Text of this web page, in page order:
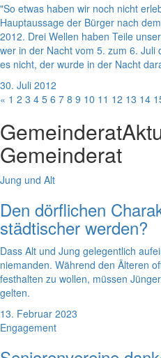
"So etwas haben wir noch nicht
Hauptaussage der Bürger nach
2012. Drei Wellen haben Teile
wer in der Nacht vom 5. zum 6.
es nicht, der wurde in der Nacht
30. Juli 2012
« 1 2 3 4 5 6 7 8 9 10 11 12 13 14
Gemeinderat
Gemeinderat
Jung und Alt
Den dörflichen
städtischer werden?
Dass Alt und Jung gelegentlich
niemanden. Während den Älteren
festhalten zu wollen, müssen
gelten.
13. Februar 2023
Engagement